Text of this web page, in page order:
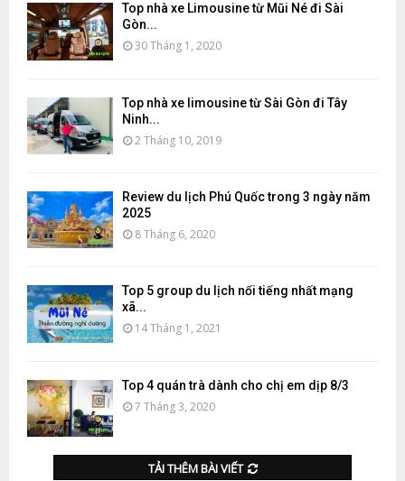
Top nhà xe Limousine từ Mũi Né đi Sài
Gòn...
30 Tháng 1, 2020
Top nhà xe limousine từ Sài Gòn đi Tây
Ninh...
2 Tháng 10, 2019
Review du lịch Phú Quốc trong 3 ngày năm
2025
8 Tháng 6, 2020
Top 5 group du lịch nổi tiếng nhất mạng
xã...
14 Tháng 1, 2021
Top 4 quán trà dành cho chị em dịp 8/3
7 Tháng 3, 2020
TẢI THÊM BÀI VIẾT